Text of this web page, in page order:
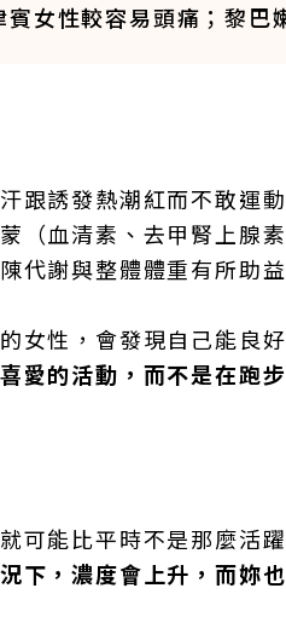
女性較容易頭痛；黎巴
跟誘發熱潮紅而不敢運
（血清素、去甲腎上腺
代謝與整體體重有所助益
女性，會發現自己能良
愛的活動，而不是在跑
可能比平時不是那麼活
下，濃度會上升，而妳